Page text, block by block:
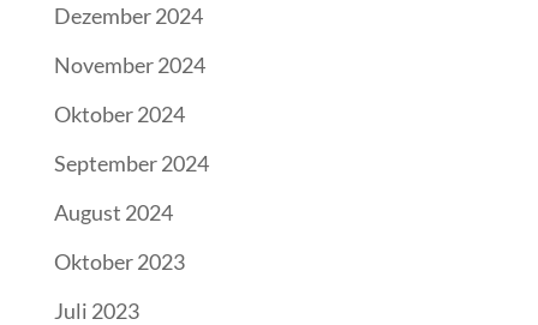
Dezember 2024
November 2024
Oktober 2024
September 2024
August 2024
Oktober 2023
Juli 2023